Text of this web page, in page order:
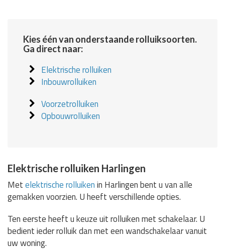
Kies één van onderstaande rolluiksoorten.
Ga direct naar:
Elektrische rolluiken
Inbouwrolluiken
Voorzetrolluiken
Opbouwrolluiken
Elektrische rolluiken Harlingen
Metelektrische rolluikenin Harlingen bent u van alle
gemakken voorzien. U heeft verschillende opties.
Ten eerste heeft u keuze uit rolluiken met schakelaar. U
bedient ieder rolluik dan met een wandschakelaar vanuit
uw woning.